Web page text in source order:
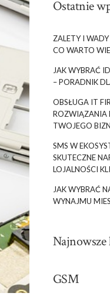
Ostatnie
ZALETY I
CO WARTO
JAK WYBRAĆ
– PORADNIK
OBSŁUGA IT
ROZWIĄZANIA
TWOJEGO
SMS W
SKUTECZNE
LOJALNOŚCI
JAK WYBRAĆ
WYNAJMU
GSM